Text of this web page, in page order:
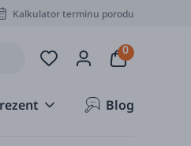
Kalkulator terminu porodu
Blog